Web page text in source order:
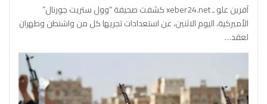
آفرين علو ـ xeber24.net كشفت صحيفة “وول ستريت جورنال”
الأميركية، اليوم الاثنين، عن استعدادات تجريها كل من واشنطن وطهران
لعقد…